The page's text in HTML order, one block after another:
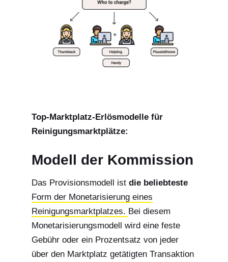
Top-Marktplatz-Erlösmodelle für
Reinigungsmarktplätze:
Modell der Kommission
Das Provisionsmodell istdie beliebteste
Form der Monetarisierung eines
Reinigungsmarktplatzes. Bei diesem
Monetarisierungsmodell wird eine feste
Gebühr oder ein Prozentsatz von jeder
über den Marktplatz getätigten Transaktion